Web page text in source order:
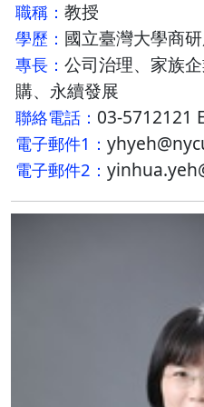
職稱： 教授
學歷： 國立臺灣大學商
專長： 公司治理、家族
購、永續發展
聯絡電話： 03-5712121
電子郵件1：
電子郵件2：